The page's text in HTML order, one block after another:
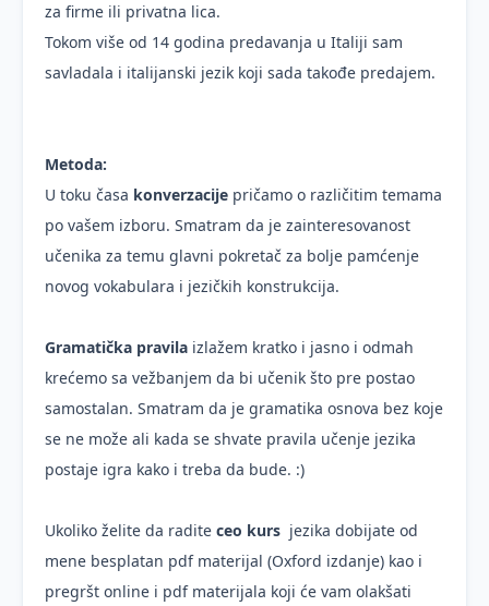
za firme ili privatna lica.
Tokom više od 14 godina predavanja u Italiji sam
savladala i italijanski jezik koji sada takođe predajem.
Metoda:
U toku časa konverzacije pričamo o različitim temama
po vašem izboru. Smatram da je zainteresovanost
učenika za temu glavni pokretač za bolje pamćenje
novog vokabulara i jezičkih konstrukcija.
Gramatička pravila izlažem kratko i jasno i odmah
krećemo sa vežbanjem da bi učenik što pre postao
samostalan. Smatram da je gramatika osnova bez koje
se ne može ali kada se shvate pravila učenje jezika
postaje igra kako i treba da bude. :)
Ukoliko želite da radite ceo kurs jezika dobijate od
mene besplatan pdf materijal (Oxford izdanje) kao i
pregršt online i pdf materijala koji će vam olakšati